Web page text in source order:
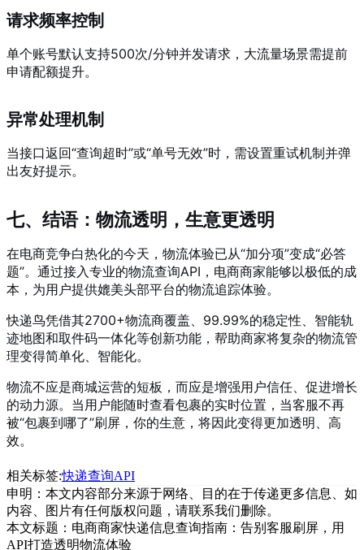
请求频率控制
单个账号默认支持500次/分钟并发请求，大流量场景需提前
申请配额提升。
异常处理机制
当接口返回“查询超时”或“单号无效”时，需设置重试机制并弹
出友好提示。
七、结语：物流透明，生意更透明
在电商竞争白热化的今天，物流体验已从“加分项”变成“必答
题”。通过接入专业的物流查询API，电商商家能够以极低的成
本，为用户提供媲美头部平台的物流追踪体验。
快递鸟凭借其2700+物流商覆盖、99.99%的稳定性、智能轨
迹地图和取件码一体化等创新功能，帮助商家将复杂的物流管
理变得简单化、智能化。
物流不应是商城运营的短板，而应是增强用户信任、促进增长
的动力源。当用户能随时查看包裹的实时位置，当客服不再
被“包裹到哪了”刷屏，你的生意，将因此变得更加透明、高
效。
相关标签:快递查询API
申明：本文内容部分来源于网络、目的在于传递更多信息、如
内容、图片有任何版权问题，请联系我们删除。
本文标题： 电商商家快递信息查询指南：告别客服刷屏，用
API打造透明物流体验